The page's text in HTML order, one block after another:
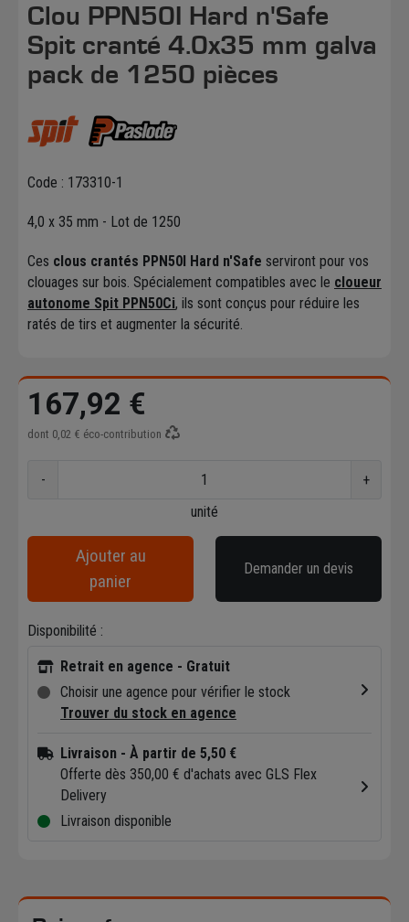
Clou PPN50I Hard n'Safe
Spit cranté 4.0x35 mm galva
pack de 1250 pièces
Code : 173310-1
4,0 x 35 mm - Lot de 1250
Ces clous crantés PPN50I Hard n'Safe serviront pour vos
clouages sur bois. Spécialement compatibles avec le cloueur
autonome Spit PPN50Ci, ils sont conçus pour réduire les
ratés de tirs et augmenter la sécurité.
167,92 €
dont 0,02 € éco-contribution
-
+
unité
Ajouter au
panier
Demander un devis
Disponibilité :
Retrait en agence - Gratuit
Choisir une agence pour vérifier le stock
Trouver du stock en agence
Livraison - À partir de 5,50 €
Offerte dès 350,00 € d'achats avec GLS Flex
Delivery
Livraison disponible